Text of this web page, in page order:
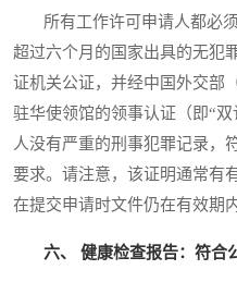
所有工作许可申请人都必须
超过六个月的国家出具的无犯
证机关公证，并经中国外交部
驻华使领馆的领事认证（即“
人没有严重的刑事犯罪记录，
要求。请注意，该证明通常有
在提交申请时文件仍在有效期内
六、 健康检查报告：符合